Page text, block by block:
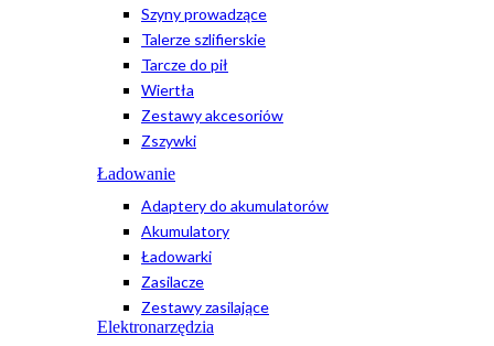
Szyny prowadzące
Talerze szlifierskie
Tarcze do pił
Wiertła
Zestawy akcesoriów
Zszywki
Ładowanie
Adaptery do akumulatorów
Akumulatory
Ładowarki
Zasilacze
Zestawy zasilające
Elektronarzędzia